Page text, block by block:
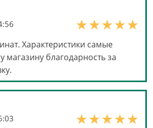
Характеристики самые
благодарность за